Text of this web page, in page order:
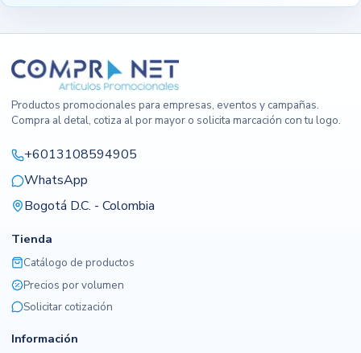
Productos promocionales para empresas, eventos y campañas.
Compra al detal, cotiza al por mayor o solicita marcación con tu logo.
+6013108594905
WhatsApp
Bogotá D.C. - Colombia
Tienda
Catálogo de productos
Precios por volumen
Solicitar cotización
Información